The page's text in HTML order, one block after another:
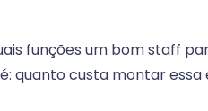
funções um bom staff
quanto custa montar